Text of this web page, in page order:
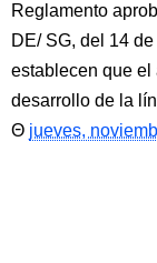
Reglamento
DE/ SG, del 14
establecen que el
desarrollo de la
jueves,